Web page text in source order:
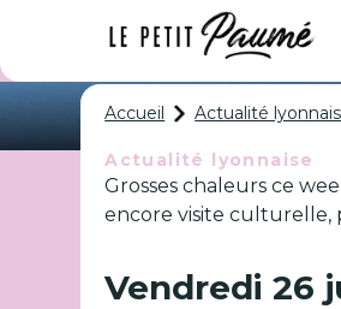
Que
Accueil Actualité
Actualité lyonnaise
Grosses chaleurs ce
encore visite culturelle,
Vendredi 26